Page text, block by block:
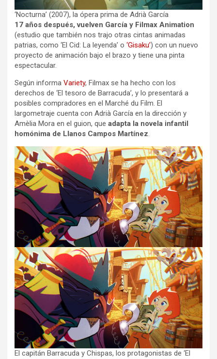
‘Nocturna’ (2007), la ópera prima de Adrià García
17 años después, vuelven García y Filmax Animation
(estudio que también nos trajo otras cintas animadas
patrias, como ‘El Cid: La leyenda’ o ‘Gisaku’) con un nuevo
proyecto de animación bajo el brazo y tiene una pinta
espectacular.
Según informa Variety, Filmax se ha hecho con los
derechos de ‘El tesoro de Barracuda’, y lo presentará a
posibles compradores en el Marché du Film. El
largometraje cuenta con Adrià García en la dirección y
Amèlia Mora en el guion, que adapta la novela infantil
homónima de Llanos Campos Martínez.
El capitán Barracuda y Chispas, los protagonistas de ‘El